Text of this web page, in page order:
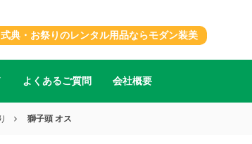
典・お祭りのレンタル用品ならモダン装美
よくあるご質問 会社概要
獅子頭 オス